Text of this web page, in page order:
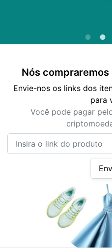
Nós
Envie-nos os links dos
para
Você pode pagar